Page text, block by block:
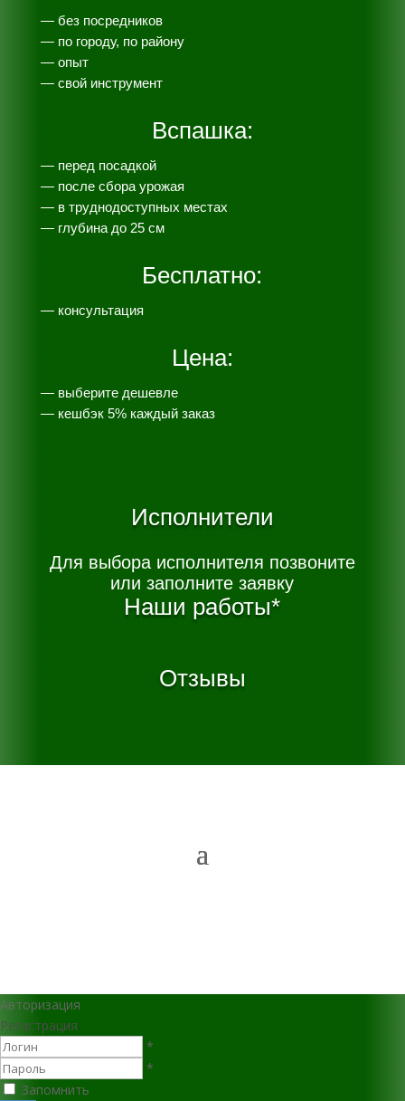
— без посредников
— по городу, по району
— опыт
— свой инструмент
Вспашка:
— перед посадкой
— после сбора урожая
— в труднодоступных местах
— глубина до 25 см
Бесплатно:
— консультация
Цена:
— выберите дешевле
— кешбэк 5% каждый заказ
Исполнители
Для выбора исполнителя позвоните
или заполните заявку
Наши работы*
Отзывы
Авторизация
Регистрация
*
*
Запомнить